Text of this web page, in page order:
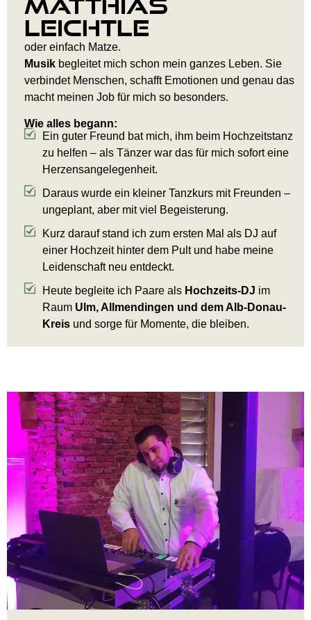
Matthias
Leichtle
oder einfach Matze.
Musik begleitet mich schon mein ganzes Leben. Sie
verbindet Menschen, schafft Emotionen und genau das
macht meinen Job für mich so besonders.
Wie alles begann:
Ein guter Freund bat mich, ihm beim Hochzeitstanz
zu helfen – als Tänzer war das für mich sofort eine
Herzensangelegenheit.
Daraus wurde ein kleiner Tanzkurs mit Freunden –
ungeplant, aber mit viel Begeisterung.
Kurz darauf stand ich zum ersten Mal als DJ auf
einer Hochzeit hinter dem Pult und habe meine
Leidenschaft neu entdeckt.
Heute begleite ich Paare als Hochzeits-DJ im
Raum Ulm, Allmendingen und dem Alb-Donau-
Kreis und sorge für Momente, die bleiben.